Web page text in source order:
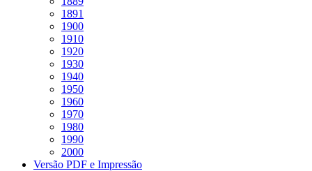
1891
1900
1910
1920
1930
1940
1950
1960
1970
1980
1990
2000
Versão PDF e Impressão